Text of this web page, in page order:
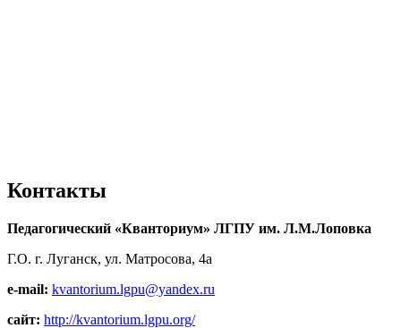
Контакты
Педагогический «Кванториум» ЛГПУ им. Л.М.Лоповка
Г.О. г. Луганск, ул. Матросова, 4а
e-mail: kvantorium.lgpu@yandex.ru
сайт: http://kvantorium.lgpu.org/